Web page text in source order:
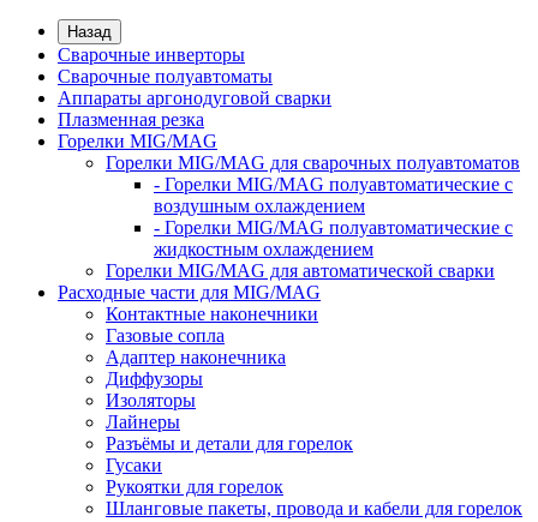
Назад
Сварочные инверторы
Сварочные полуавтоматы
Аппараты аргонодуговой сварки
Плазменная резка
Горелки MIG/MAG
Горелки MIG/MAG для сварочных полуавтоматов
- Горелки MIG/MAG полуавтоматические с
воздушным охлаждением
- Горелки MIG/MAG полуавтоматические с
жидкостным охлаждением
Горелки MIG/MAG для автоматической сварки
Расходные части для MIG/MAG
Контактные наконечники
Газовые сопла
Адаптер наконечника
Диффузоры
Изоляторы
Лайнеры
Разъёмы и детали для горелок
Гусаки
Рукоятки для горелок
Шланговые пакеты, провода и кабели для горелок